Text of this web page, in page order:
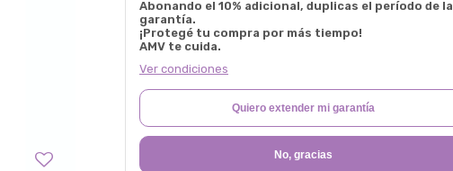
Abonando el 10% adicional, duplicas el período de la
garantía.
¡Protegé tu compra por más tiempo!
AMV te cuida.
Ver condiciones
Quiero extender mi garantía
No, gracias